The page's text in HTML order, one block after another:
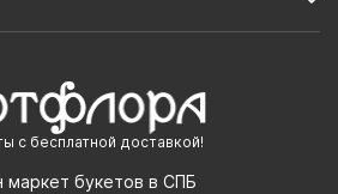
с бесплатной доставкой!
маркет букетов в СПБ